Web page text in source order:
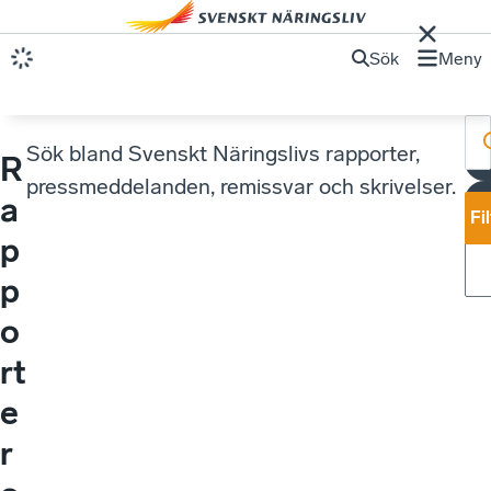
Sök Meny
R
a
p
p
o
rt
e
r
Sök bland Svenskt Näringslivs rapporter,
pressmeddelanden, remissvar och skrivelser.